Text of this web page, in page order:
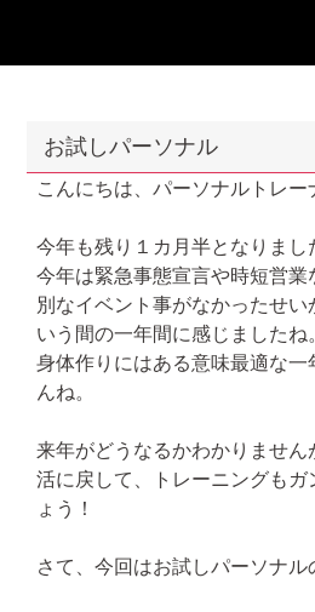
お試しパーソナル
こんにちは、パーソナルトレー
今年も残り１カ月半となりまし
今年は緊急事態宣言や時短営
別なイベント事がなかったせい
いう間の一年間に感じましたね
身体作りにはある意味最適な
んね。
来年がどうなるかわかりませ
活に戻して、トレーニングもガ
ょう！
さて、今回はお試しパーソナル